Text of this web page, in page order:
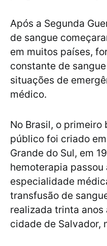
Após a Segunda
de sangue
em muitos países,
constante de
situações de
médico.
No Brasil, o primeiro
público foi criado
Grande do Sul, em
hemoterapia
especialidade
transfusão de
realizada trinta anos
cidade de Salvador,